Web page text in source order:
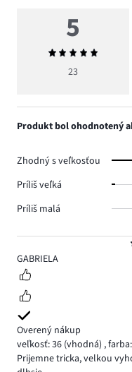
5
GABRIELA
Overený nákup
veľkosť: 36 (vhodná) ,
Prijemne tricka, velkou
5
Priemerné
hodnotenie
23
Produkt bol ohodnotený
Zhodný s veľkosťou
Príliš veľká
Príliš malá